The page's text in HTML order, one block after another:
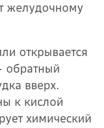
желудочному
открывается
обратный
вверх.
к кислой
химический